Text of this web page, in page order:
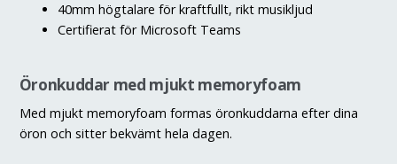
40mm högtalare för kraftfullt, rikt musikljud
Certifierat för Microsoft Teams
Öronkuddar med mjukt memoryfoam
Med mjukt memoryfoam formas öronkuddarna efter dina
öron och sitter bekvämt hela dagen.